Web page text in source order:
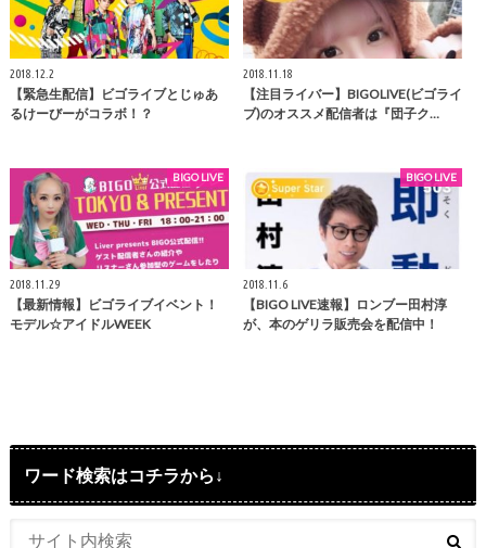
2018.12.2
【緊急生配信】ビゴライブとじゅあ
るけーびーがコラボ！？
2018.11.18
【注目ライバー】BIGOLIVE(ビゴライ
ブ)のオススメ配信者は『団子ク…
BIGO LIVE
2018.11.29
【最新情報】ビゴライブイベント！
モデル☆アイドルWEEK
BIGO LIVE
2018.11.6
【BIGO LIVE速報】ロンブー田村淳
が、本のゲリラ販売会を配信中！
ワード検索はコチラから↓